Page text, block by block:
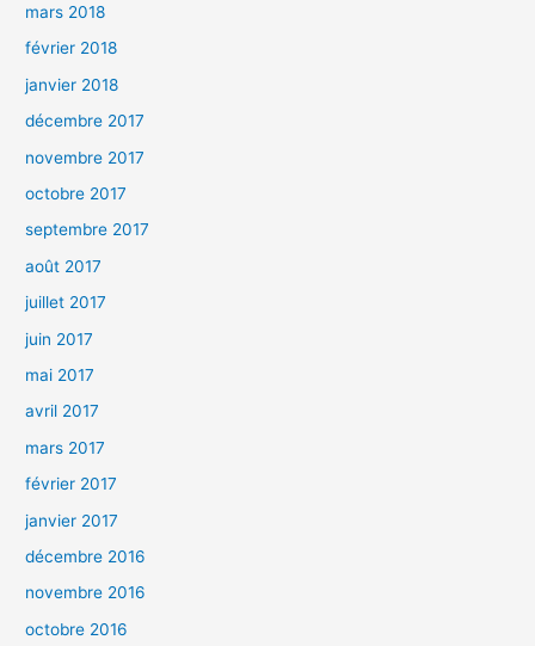
mars 2018
février 2018
janvier 2018
décembre 2017
novembre 2017
octobre 2017
septembre 2017
août 2017
juillet 2017
juin 2017
mai 2017
avril 2017
mars 2017
février 2017
janvier 2017
décembre 2016
novembre 2016
octobre 2016